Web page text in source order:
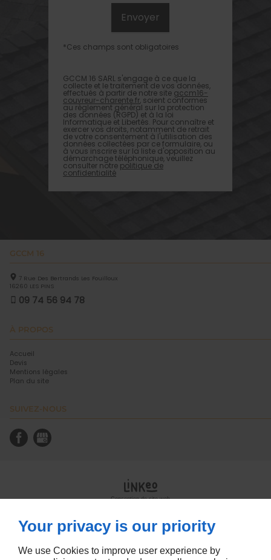
*Ces champs sont obligatoires
GCCM 16 SARL s'engage à ce que la
collecte et le traitement de vos données,
effectués à partir de notre site gccm16-
couvreur-charente.fr, soient conformes
au règlement général sur la protection
des données (RGPD) et à la loi
Informatique et Libertés. Pour connaître et
exercer vos droits, notamment de retrait
de votre consentement à l'utilisation des
données collectées par ce formulaire, ou
à vous inscrire sur la liste d'opposition au
démarchage téléphonique, veuillez
consulter notre politique de
confidentialité
GCCM 16
7 Rue Des Bertrands Les Fouilloux
16260 LES PINS
09 74 56 94 78
À PROPOS
Accueil
Devis
Mentions légales
Plan du site
SUIVEZ-NOUS
Conception de site web
Your privacy is our priority
We use Cookies to improve user experience by